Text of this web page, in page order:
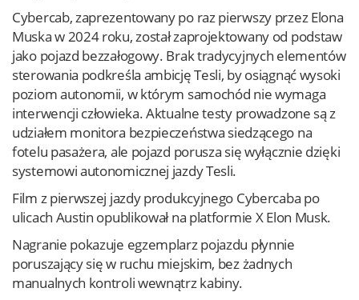
Cybercab, zaprezentowany po raz pierwszy przez Elona
Muska w 2024 roku, został zaprojektowany od podstaw
jako pojazd bezzałogowy. Brak tradycyjnych elementów
sterowania podkreśla ambicję Tesli, by osiągnąć wysoki
poziom autonomii, w którym samochód nie wymaga
interwencji człowieka. Aktualne testy prowadzone są z
udziałem monitora bezpieczeństwa siedzącego na
fotelu pasażera, ale pojazd porusza się wyłącznie dzięki
systemowi autonomicznej jazdy Tesli.
Film z pierwszej jazdy produkcyjnego Cybercaba po
ulicach Austin opublikował na platformie X Elon Musk.
Nagranie pokazuje egzemplarz pojazdu płynnie
poruszający się w ruchu miejskim, bez żadnych
manualnych kontroli wewnątrz kabiny.